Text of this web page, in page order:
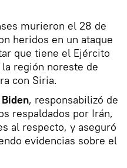
murieron el 28 de
heridos en un ataque
que tiene el Ejército
región noreste de
con Siria.
, responsabilizó de
respaldados por Irán,
al respecto, y aseguró
evidencias sobre el